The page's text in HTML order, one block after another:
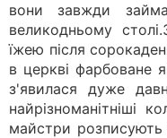
вони завжди
великодньому
їжею після
в церкві фарбоване
з'явилася дуже
найрізноманітніші
майстри